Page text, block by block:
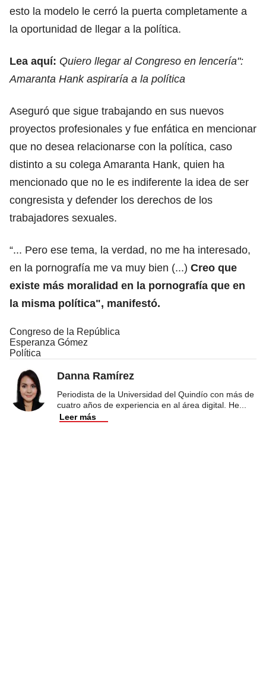
esto la modelo le cerró la puerta completamente a
la oportunidad de llegar a la política.
Lea aquí: Quiero llegar al Congreso en lencería":
Amaranta Hank aspiraría a la política
Aseguró que sigue trabajando en sus nuevos
proyectos profesionales y fue enfática en mencionar
que no desea relacionarse con la política, caso
distinto a su colega Amaranta Hank, quien ha
mencionado que no le es indiferente la idea de ser
congresista y defender los derechos de los
trabajadores sexuales.
“... Pero ese tema, la verdad, no me ha interesado,
en la pornografía me va muy bien (...) Creo que
existe más moralidad en la pornografía que en
la misma política", manifestó.
Congreso de la República
Esperanza Gómez
Política
Danna Ramírez
Periodista de la Universidad del Quindío con más de
cuatro años de experiencia en al área digital. He
Leer más